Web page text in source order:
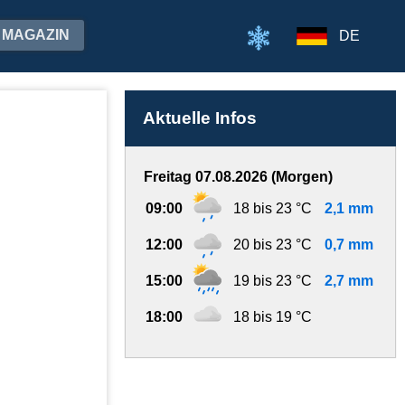
MAGAZIN DE
Aktuelle Infos
Freitag 07.08.2026 (Morgen)
09:00 18 bis 23 °C 2,1 mm
12:00 20 bis 23 °C 0,7 mm
15:00 19 bis 23 °C 2,7 mm
18:00 18 bis 19 °C